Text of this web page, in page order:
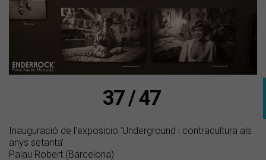
37 / 47
Inauguració de l'exposicio 'Underground i contracultura als
anys setanta'
Palau Robert (Barcelona)